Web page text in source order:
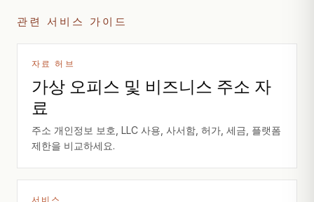
관련 서비스 가이드
자료 허브
가상 오피스 및 비즈니스 주소 자
료
주소 개인정보 보호, LLC 사용, 사서함, 허가, 세금, 플랫폼
제한을 비교하세요.
서비스